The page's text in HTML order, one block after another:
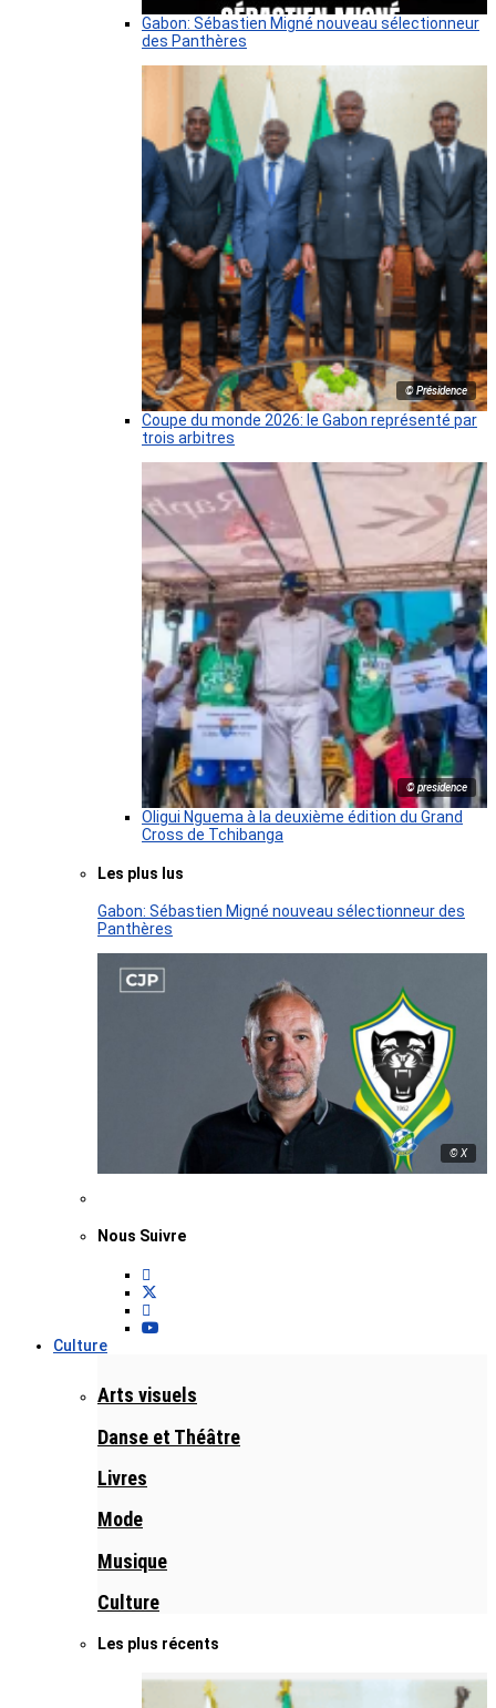
Gabon: Sébastien Migné nouveau sélectionneur
des Panthères
© Présidence
Coupe du monde 2026: le Gabon représenté par
trois arbitres
© presidence
Oligui Nguema à la deuxième édition du Grand
Cross de Tchibanga
Les plus lus
Gabon: Sébastien Migné nouveau sélectionneur des
Panthères
© X
Nous Suivre
Culture
Arts visuels
Danse et Théâtre
Livres
Mode
Musique
Culture
Les plus récents